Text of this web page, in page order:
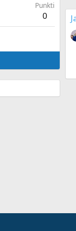
Punkti
0